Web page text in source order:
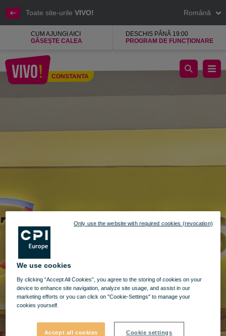
Toate site-urile VIVO! Română
CUM AJUNGI AICI
GĂSEȘTE CALEA
DESCHIS PÂNĂ 19:00
PROGRAM DE FUNCȚIONARE
CONSTANTA
Banca Transilvania Mall Banking oferte pentru mall-uri
We use cookies
By clicking “Accept All Cookies”, you agree to the storing of cookies on your
device to enhance site navigation, analyze site usage, and assist in our
marketing efforts or you can click on "Cookie-Settings" to manage your
cookies yourself.
Accept all cookies Cookie settings
Only use the website with required cookies (revocation)